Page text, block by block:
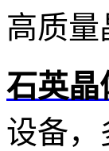
高质
石英晶
设备，